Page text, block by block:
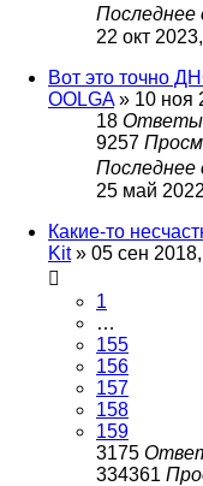
Последнее
22 окт
Вот это точно
OOLGA» 10 ноя
18 Ответы
9257
Последнее
25 май
Какие-то
Kit» 05 сен
1
…
155
156
157
158
159
3175
334361